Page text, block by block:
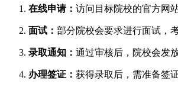
在线申请： 访问目标院校的官方网
面试： 部分院校会要求进行面试，
录取通知： 通过审核后，院校会发
办理签证： 获得录取后，需准备签